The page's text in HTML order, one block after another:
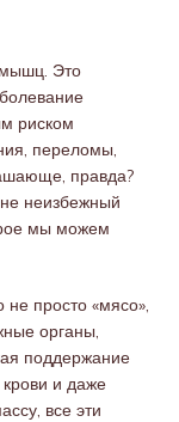
Это
риском
переломы,
правда?
неизбежный
мы можем
просто «мясо»,
органы,
поддержание
и даже
все эти